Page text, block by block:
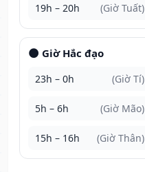
19h – 20h (Giờ Tuất)
🌑 Giờ Hắc đạo
23h – 0h (Giờ Tí)
5h – 6h (Giờ Mão)
15h – 16h (Giờ Thân)